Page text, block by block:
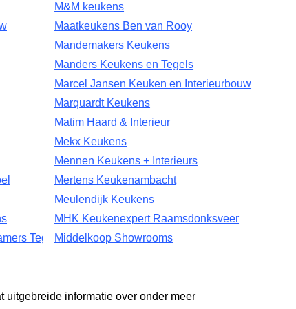
Tegels
M&M keukens
Maatkeukens Ben van Rooy
Mandemakers Keukens
Manders Keukens en Tegels
Marcel Jansen Keuken en Interieurbouw
Marquardt Keukens
Matim Haard & Interieur
Mekx Keukens
Mennen Keukens + Interieurs
Mertens Keukenambacht
Meulendijk Keukens
MHK Keukenexpert Raamsdonksveer
Middelkoop Showrooms
uitgebreide informatie over onder meer